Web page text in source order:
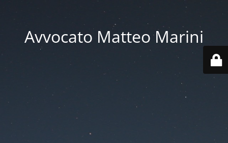
Avvocato Matteo Marini